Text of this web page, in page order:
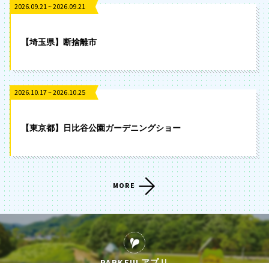
2026.09.21 ~ 2026.09.21
【埼玉県】断捨離市
2026.10.17 ~ 2026.10.25
【東京都】日比谷公園ガーデニングショー
MORE